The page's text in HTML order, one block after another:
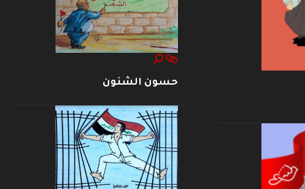
حسون الشنون